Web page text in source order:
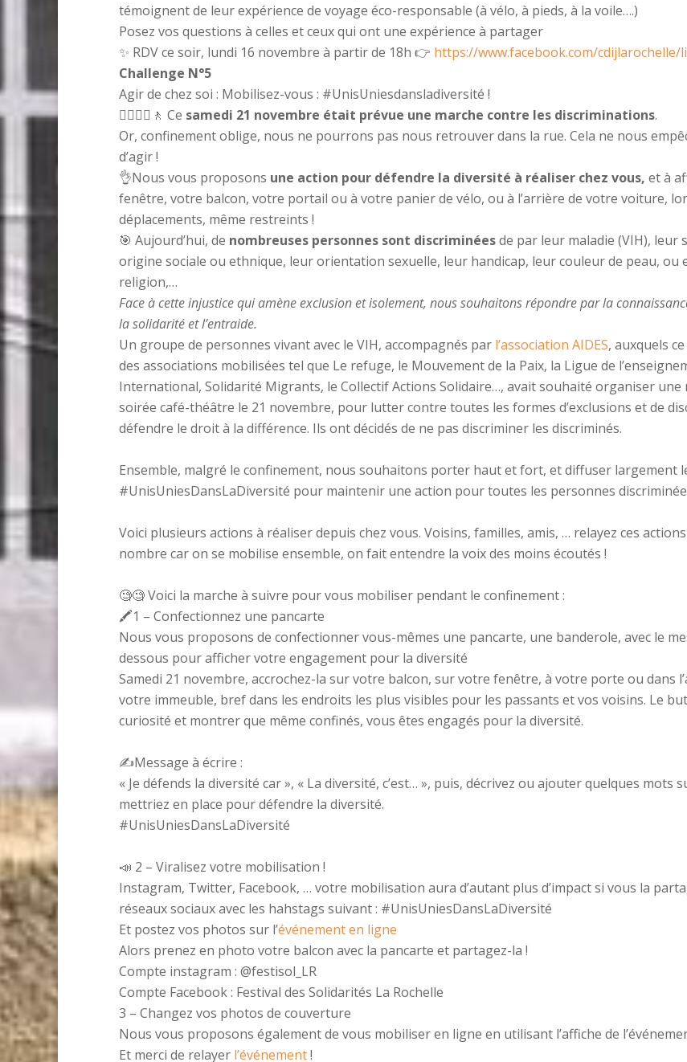
témoignent de leur expérience de voyage éco-responsable (à vélo, à pieds, à la voile….)
Posez vos questions à celles et ceux qui ont une expérience à partager
✨ RDV ce soir, lundi 16 novembre à partir de 18h 👉 https://www.facebook.com/cdijlarochelle/
Challenge N°5
Agir de chez soi : Mobilisez-vous : #UnisUniesdansladiversité !
🚶‍♀️🚶‍♀️🚶 Ce samedi 21 novembre était prévue une marche contre les discriminations.
Or, confinement oblige, nous ne pourrons pas nous retrouver dans la rue. Cela ne nous
d’agir !
👌Nous vous proposons une action pour défendre la diversité à réaliser chez vous, et à
fenêtre, votre balcon, votre portail ou à votre panier de vélo, ou à l’arrière de votre voiture,
déplacements, même restreints !
🎯 Aujourd’hui, de nombreuses personnes sont discriminéesde par leur maladie (VIH), leur
origine sociale ou ethnique, leur orientation sexuelle, leur handicap, leur couleur de peau, ou
religion,…
Face à cette injustice qui amène exclusion et isolement, nous souhaitons répondre par la
la solidarité et l’entraide.
Un groupe de personnes vivant avec le VIH, accompagnés par l’association AIDES, auxquels
des associations mobilisées tel que Le refuge, le Mouvement de la Paix, la Ligue de
International, Solidarité Migrants, le Collectif Actions Solidaire…, avait souhaité organiser une
soirée café-théâtre le 21 novembre, pour lutter contre toutes les formes d’exclusions et de
défendre le droit à la différence. Ils ont décidés de ne pas discriminer les discriminés.
Ensemble, malgré le confinement, nous souhaitons porter haut et fort, et diffuser largement
#UnisUniesDansLaDiversité pour maintenir une action pour toutes les personnes
Voici plusieurs actions à réaliser depuis chez vous. Voisins, familles, amis, … relayez ces
nombre car on se mobilise ensemble, on fait entendre la voix des moins écoutés !
🧐🧐 Voici la marche à suivre pour vous mobiliser pendant le confinement :
🖍1 – Confectionnez une pancarte
Nous vous proposons de confectionner vous-mêmes une pancarte, une banderole, avec le
dessous pour afficher votre engagement pour la diversité
Samedi 21 novembre, accrochez-la sur votre balcon, sur votre fenêtre, à votre porte ou dans
votre immeuble, bref dans les endroits les plus visibles pour les passants et vos voisins. Le
curiosité et montrer que même confinés, vous êtes engagés pour la diversité.
✍️Message à écrire :
« Je défends la diversité car », « La diversité, c’est… », puis, décrivez ou ajouter quelques mots
mettriez en place pour défendre la diversité.
#UnisUniesDansLaDiversité
📣 2 – Viralisez votre mobilisation !
Instagram, Twitter, Facebook, … votre mobilisation aura d’autant plus d’impact si vous la
réseaux sociaux avec les hahstags suivant : #UnisUniesDansLaDiversité
Et postez vos photos sur l’événement en ligne
Alors prenez en photo votre balcon avec la pancarte et partagez-la !
Compte instagram : @festisol_LR
Compte Facebook : Festival des Solidarités La Rochelle
3 – Changez vos photos de couverture
Nous vous proposons également de vous mobiliser en ligne en utilisant l’affiche de
Et merci de relayer l’événement!